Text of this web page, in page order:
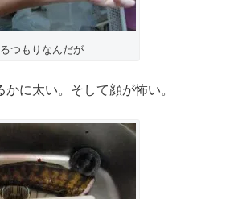
つもりなんだが
に太い。そして顔が怖い。